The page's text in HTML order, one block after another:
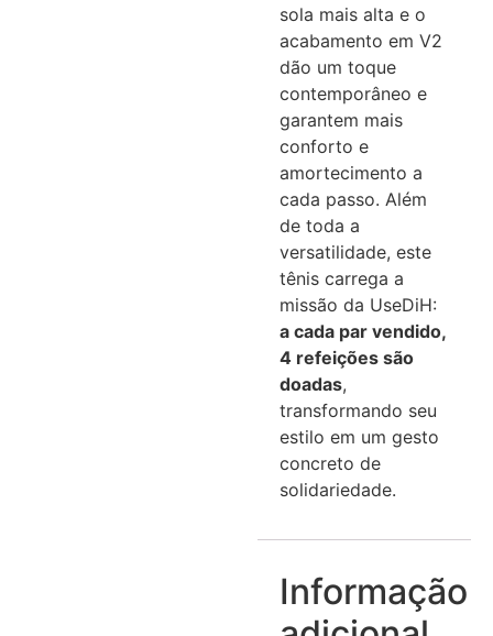
sola mais alta e o
acabamento em V2
dão um toque
contemporâneo e
garantem mais
conforto e
amortecimento a
cada passo. Além
de toda a
versatilidade, este
tênis carrega a
missão da UseDiH:
a cada par vendido,
4 refeições são
doadas,
transformando seu
estilo em um gesto
concreto de
solidariedade.
Informação